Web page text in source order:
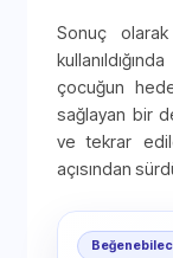
Sonuç
çocuğun
sağlayan bir
ve tekrar
açısından